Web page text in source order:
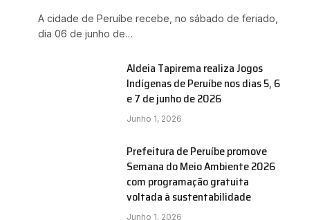
A cidade de Peruíbe recebe, no sábado de feriado,
dia 06 de junho de…
Aldeia Tapirema realiza Jogos
Indígenas de Peruíbe nos dias 5, 6
e 7 de junho de 2026
Junho 1, 2026
Prefeitura de Peruíbe promove
Semana do Meio Ambiente 2026
com programação gratuita
voltada à sustentabilidade
Junho 1, 2026